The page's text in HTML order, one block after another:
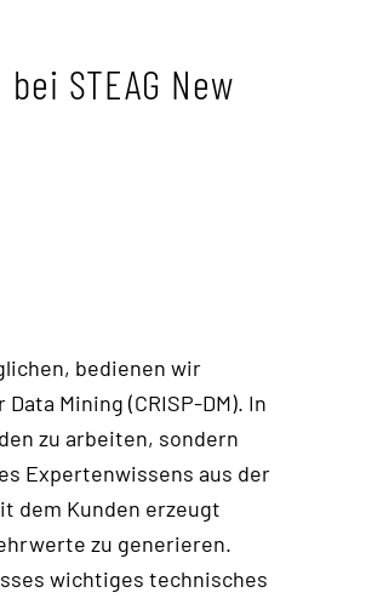
STEAG New
bedienen wir
Mining (CRISP-DM). In
zu arbeiten, sondern
Expertenwissens aus der
dem Kunden erzeugt
zu generieren.
wichtiges technisches